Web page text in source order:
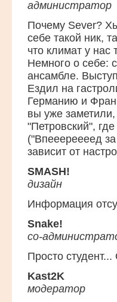
администратор
Почему Sever?
себе такой ник,
что климат у нас
Немного о себе:
ансамбле.
Ездил на
Германию и
вы уже
"Петровский",
("Впееереееед
зависит от
SMASH!
дизайн
Информация
Snake!
со-
Просто
Kast2K
модератор